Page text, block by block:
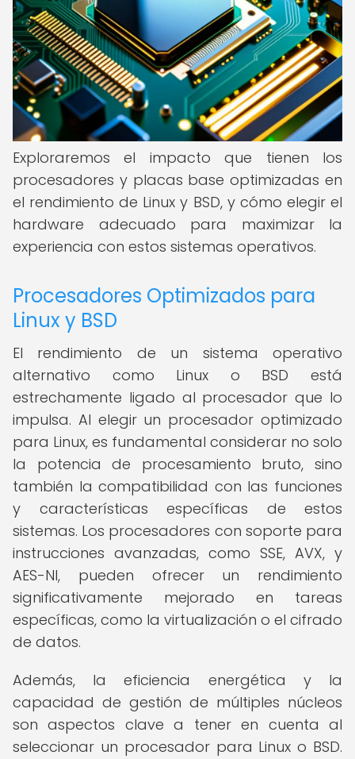
Exploraremos el impacto que tienen los
procesadores y placas base optimizadas en
el rendimiento de Linux y BSD, y cómo elegir el
hardware adecuado para maximizar la
experiencia con estos sistemas operativos.
Procesadores Optimizados para
Linux y BSD
El rendimiento de un sistema operativo
alternativo como Linux o BSD está
estrechamente ligado al procesador que lo
impulsa. Al elegir un procesador optimizado
para Linux, es fundamental considerar no solo
la potencia de procesamiento bruto, sino
también la compatibilidad con las funciones
y características específicas de estos
sistemas. Los procesadores con soporte para
instrucciones avanzadas, como SSE, AVX, y
AES-NI, pueden ofrecer un rendimiento
significativamente mejorado en tareas
específicas, como la virtualización o el cifrado
de datos.
Además, la eficiencia energética y la
capacidad de gestión de múltiples núcleos
son aspectos clave a tener en cuenta al
seleccionar un procesador para Linux o BSD.